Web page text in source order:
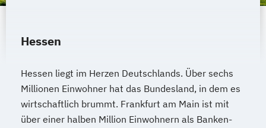
Hessen
Hessen liegt im Herzen Deutschlands. Über sechs
Millionen Einwohner hat das Bundesland, in dem es
wirtschaftlich brummt. Frankfurt am Main ist mit
über einer halben Million Einwohnern als Banken-